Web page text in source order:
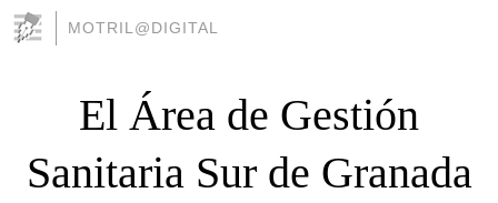
MOTRIL@DIGITAL
El Área de Gestión
Sanitaria Sur de Granada